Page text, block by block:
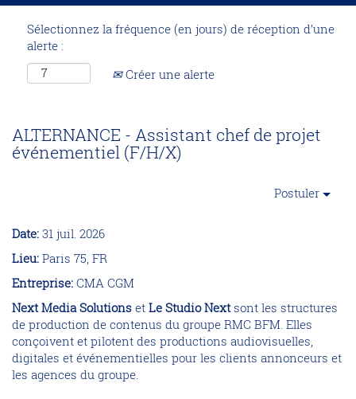
Sélectionnez la fréquence (en jours) de réception d’une
alerte :
Créer une alerte
ALTERNANCE - Assistant chef de projet
événementiel (F/H/X)
Postuler
Date: 31 juil. 2026
Lieu: Paris 75, FR
Entreprise: CMA CGM
Next Media Solutions et Le Studio Nextsont les structures
de production de contenus du groupe RMC BFM. Elles
conçoivent et pilotent des productions audiovisuelles,
digitales et événementielles pour les clients annonceurs et
les agences du groupe.